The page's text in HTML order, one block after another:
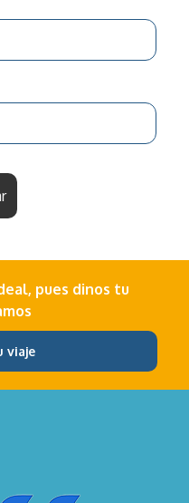
pues dinos tu
viaje